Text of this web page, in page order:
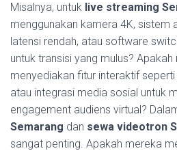
Misalnya, untuk live streaming
menggunakan kamera 4K, sistem
latensi rendah, atau software
untuk transisi yang mulus?
menyediakan fitur interaktif seperti
atau integrasi media sosial untuk
engagement audiens virtual?
Semarang dan sewa videotron
sangat penting. Apakah mereka